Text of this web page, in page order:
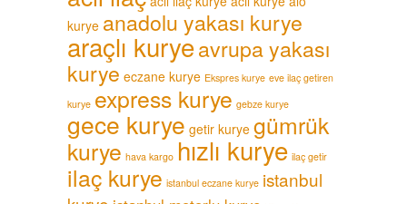
kurye anadolu yakası kurye
araçlı kuryeavrupa yakası
kurye eczane kurye Ekspres kurye eve ilaç getiren
kurye express kurye gebze kurye
gece kurye getir kurye gümrük
kurye hava kargo hızlı kurye ilaç getir
ilaç kurye istanbul eczane kurye istanbul